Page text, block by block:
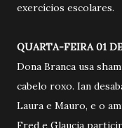
exercícios escolares.
QUARTA-FEIRA 01
Dona Branca usa
cabelo roxo. Ian
Laura e Mauro, e o
Fred e Glaucia